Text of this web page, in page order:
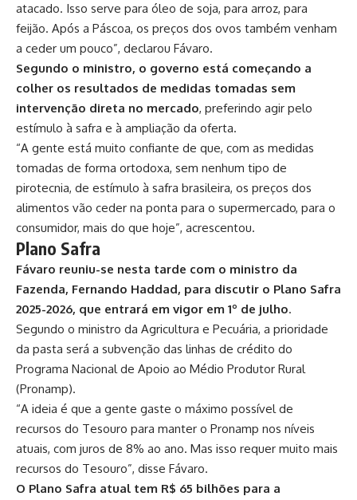
atacado. Isso serve para óleo de soja, para arroz, para
feijão. Após a Páscoa, os preços dos ovos também venham
a ceder um pouco”, declarou Fávaro.
Segundo o ministro, o governo está começando a
colher os resultados de medidas tomadas sem
intervenção direta no mercado, preferindo agir pelo
estímulo à safra e à ampliação da oferta.
“A gente está muito confiante de que, com as medidas
tomadas de forma ortodoxa, sem nenhum tipo de
pirotecnia, de estímulo à safra brasileira, os preços dos
alimentos vão ceder na ponta para o supermercado, para o
consumidor, mais do que hoje”, acrescentou.
Plano Safra
Fávaro reuniu-se nesta tarde com o ministro da
Fazenda, Fernando Haddad, para discutir o Plano Safra
2025-2026, que entrará em vigor em 1º de julho.
Segundo o ministro da Agricultura e Pecuária, a prioridade
da pasta será a subvenção das linhas de crédito do
Programa Nacional de Apoio ao Médio Produtor Rural
(Pronamp).
“A ideia é que a gente gaste o máximo possível de
recursos do Tesouro para manter o Pronamp nos níveis
atuais, com juros de 8% ao ano. Mas isso requer muito mais
recursos do Tesouro”, disse Fávaro.
O Plano Safra atual tem R$ 65 bilhões para a